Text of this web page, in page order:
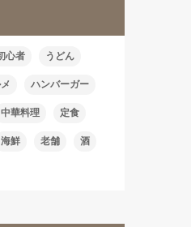
心者 うどん
ハンバーガー
中華料理 定食
海鮮 老舗 酒